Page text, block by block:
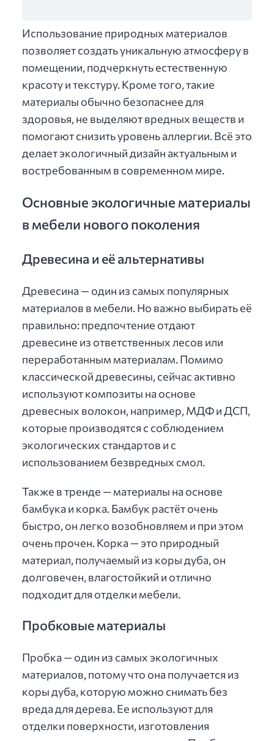
Использование природных материалов
позволяет создать уникальную атмосферу в
помещении, подчеркнуть естественную
красоту и текстуру. Кроме того, такие
материалы обычно безопаснее для
здоровья, не выделяют вредных веществ и
помогают снизить уровень аллергии. Всё это
делает экологичный дизайн актуальным и
востребованным в современном мире.
Основные экологичные материалы
в мебели нового поколения
Древесина и её альтернативы
Древесина — один из самых популярных
материалов в мебели. Но важно выбирать её
правильно: предпочтение отдают
древесине из ответственных лесов или
переработанным материалам. Помимо
классической древесины, сейчас активно
используют композиты на основе
древесных волокон, например, МДФ и ДСП,
которые производятся с соблюдением
экологических стандартов и с
использованием безвредных смол.
Также в тренде — материалы на основе
бамбука и корка. Бамбук растёт очень
быстро, он легко возобновляем и при этом
очень прочен. Корка — это природный
материал, получаемый из коры дуба, он
долговечен, влагостойкий и отлично
подходит для отделки мебели.
Пробковые материалы
Пробка — один из самых экологичных
материалов, потому что она получается из
коры дуба, которую можно снимать без
вреда для дерева. Ее используют для
отделки поверхности, изготовления